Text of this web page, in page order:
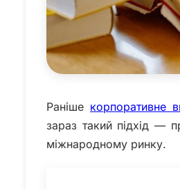
Раніше корпоративне
зараз такий підхід —
міжнародному ринку.